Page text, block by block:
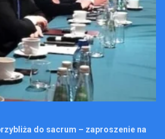
do sacrum – zaproszenie na